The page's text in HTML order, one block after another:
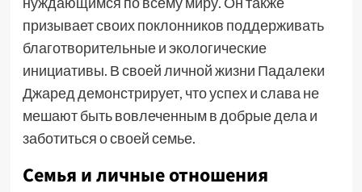
призывает своих поклонников поддерживать
благотворительные и экологические
инициативы. В своей личной жизни Падалеки
Джаред демонстрирует, что успех и слава не
мешают быть вовлеченным в добрые дела и
заботиться о своей семье.
Семья и личные отношения